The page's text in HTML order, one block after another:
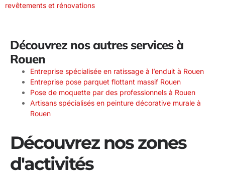
revêtements et rénovations
Découvrez nos autres services à
Rouen
Entreprise spécialisée en ratissage à l’enduit à Rouen
Entreprise pose parquet flottant massif Rouen
Pose de moquette par des professionnels à Rouen
Artisans spécialisés en peinture décorative murale à
Rouen
Découvrez nos zones
d'activités